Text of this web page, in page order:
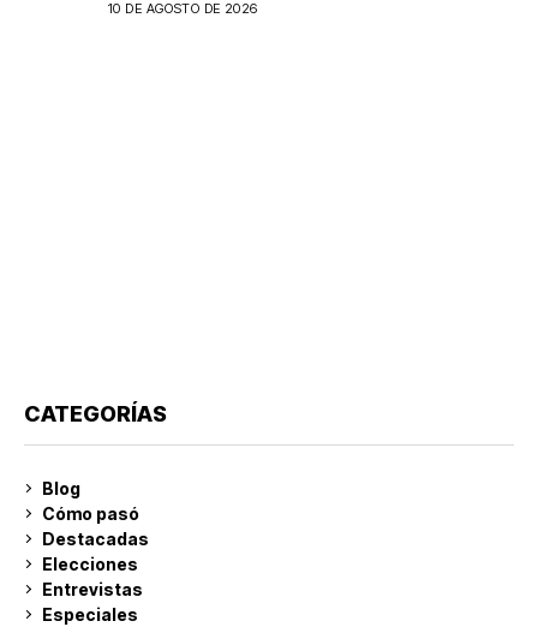
10 DE AGOSTO DE 2026
CATEGORÍAS
Blog
Cómo pasó
Destacadas
Elecciones
Entrevistas
Especiales